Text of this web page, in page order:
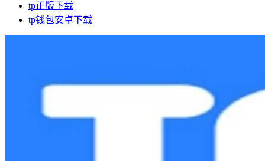
tp正版下载
tp钱包安卓下载